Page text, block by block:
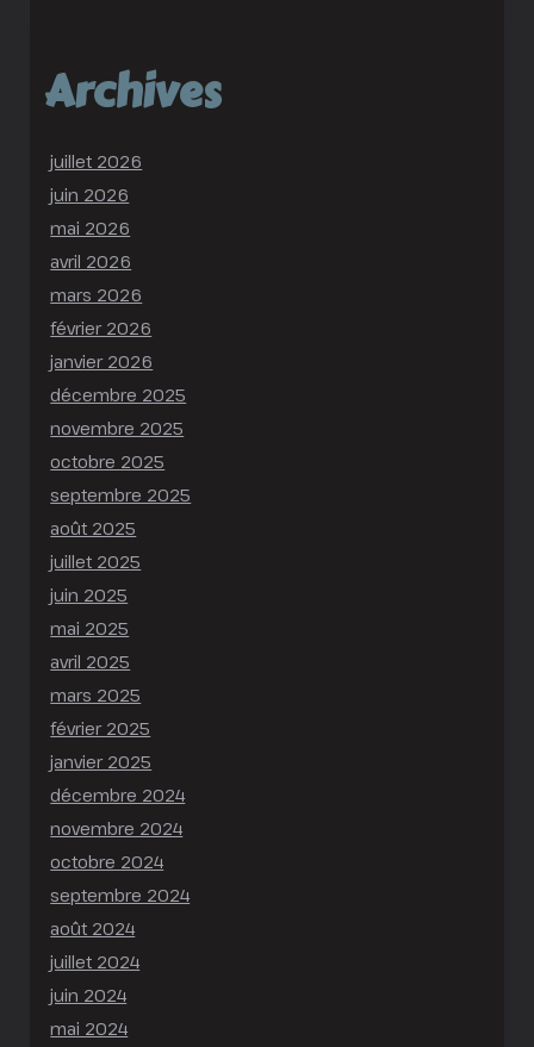
Archives
juillet 2026
juin 2026
mai 2026
avril 2026
mars 2026
février 2026
janvier 2026
décembre 2025
novembre 2025
octobre 2025
septembre 2025
août 2025
juillet 2025
juin 2025
mai 2025
avril 2025
mars 2025
février 2025
janvier 2025
décembre 2024
novembre 2024
octobre 2024
septembre 2024
août 2024
juillet 2024
juin 2024
mai 2024